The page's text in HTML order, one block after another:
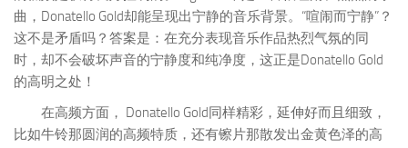
曲，Donatello Gold却能呈现出宁静的音乐背景。“喧闹而宁静”？
这不是矛盾吗？答案是：在充分表现音乐作品热烈气氛的同
时，却不会破坏声音的宁静度和纯净度，这正是Donatello Gold
的高明之处！
在高频方面， Donatello Gold同样精彩，延伸好而且细致，
比如牛铃那圆润的高频特质，还有镲片那散发出金黄色泽的高